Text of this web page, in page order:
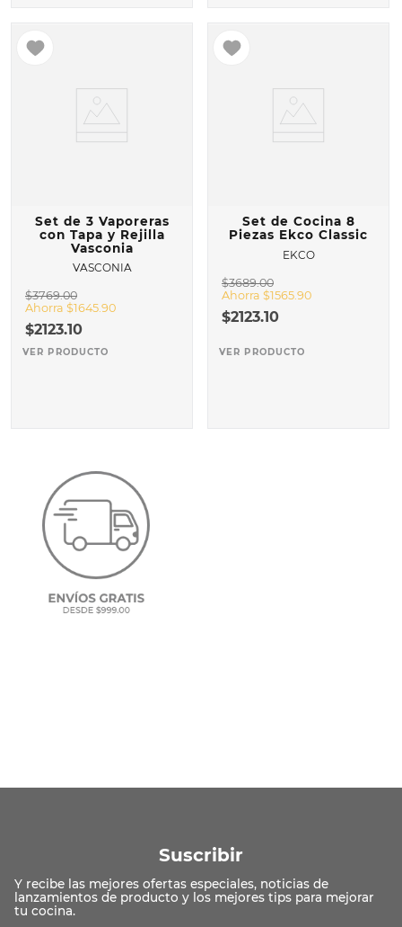
Set de 3 Vaporeras
con Tapa y Rejilla
Vasconia
VASCONIA
$3769.00
Ahorra $1645.90
$2123.10
VER PRODUCTO
Set de Cocina 8
Piezas Ekco Classic
EKCO
$3689.00
Ahorra $1565 90
$2123.10
VER PRODUCTO
Suscribir